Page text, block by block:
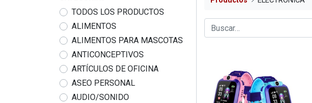
TODOS LOS PRODUCTOS
ALIMENTOS
ALIMENTOS PARA MASCOTAS
ANTICONCEPTIVOS
ARTÍCULOS DE OFICINA
ASEO PERSONAL
AUDIO/SONIDO